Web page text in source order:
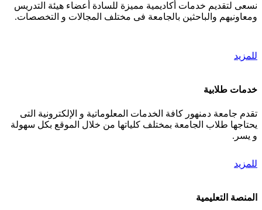
نسعى لتقديم خدمات أكاديمية مميزة للسادة أعضاء هيئة التدريس
ومعاونيهم والباحثين بالجامعة فى مختلف المجالات و التخصصات.
للمزيد
خدمات طلابية
تقدم جامعة دمنهور كافة الخدمات المعلوماتية و الإلكترونية التى
يحتاجها طلاب الجامعة بمختلف كلياتها من خلال الموقع بكل سهولة
و يسر.
للمزيد
المنصة التعليمية